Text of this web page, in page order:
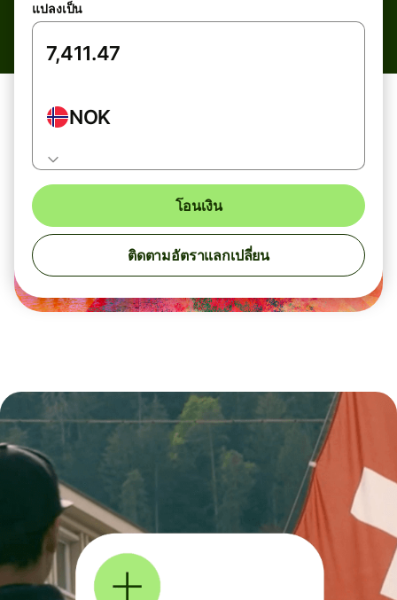
แปลงเป็น
NOK
โอนเงิน
ติดตามอัตราแลกเปลี่ยน